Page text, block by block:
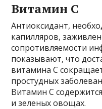
Витамин С
Антиоксидант,
капилляров,
сопротивляемости
показывают, что
витамина С
простудных
Витамин С
и зеленых овощах.